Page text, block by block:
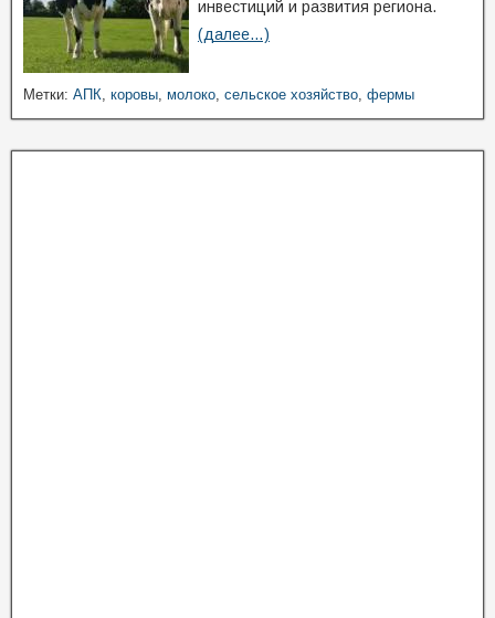
инвестиций и развития региона.
(далее…)
Метки: АПК, коровы, молоко, сельское хозяйство, фермы